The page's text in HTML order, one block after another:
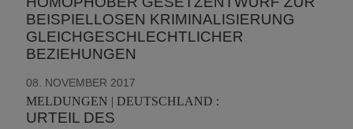
BEISPIELLOSEN KRIMINALISIERUNG
GLEICHGESCHLECHTLICHER
BEZIEHUNGEN
08. NOVEMBER 2017
MELDUNGEN | DEUTSCHLAND :
URTEIL DES